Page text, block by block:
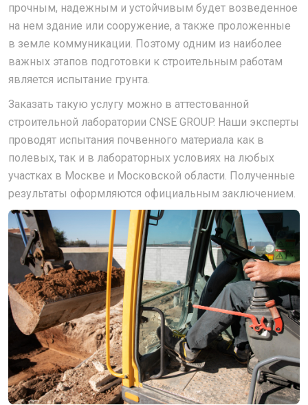
прочным, надежным и устойчивым будет возведенное
на нем здание или сооружение, а также проложенные
в земле коммуникации. Поэтому одним из наиболее
важных этапов подготовки к строительным работам
является испытание грунта.
Заказать такую услугу можно в аттестованной
строительной лаборатории CNSE GROUP. Наши эксперты
проводят испытания почвенного материала как в
полевых, так и в лабораторных условиях на любых
участках в Москве и Московской области. Полученные
результаты оформляются официальным заключением.